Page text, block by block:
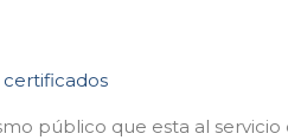
certificados
público que esta al